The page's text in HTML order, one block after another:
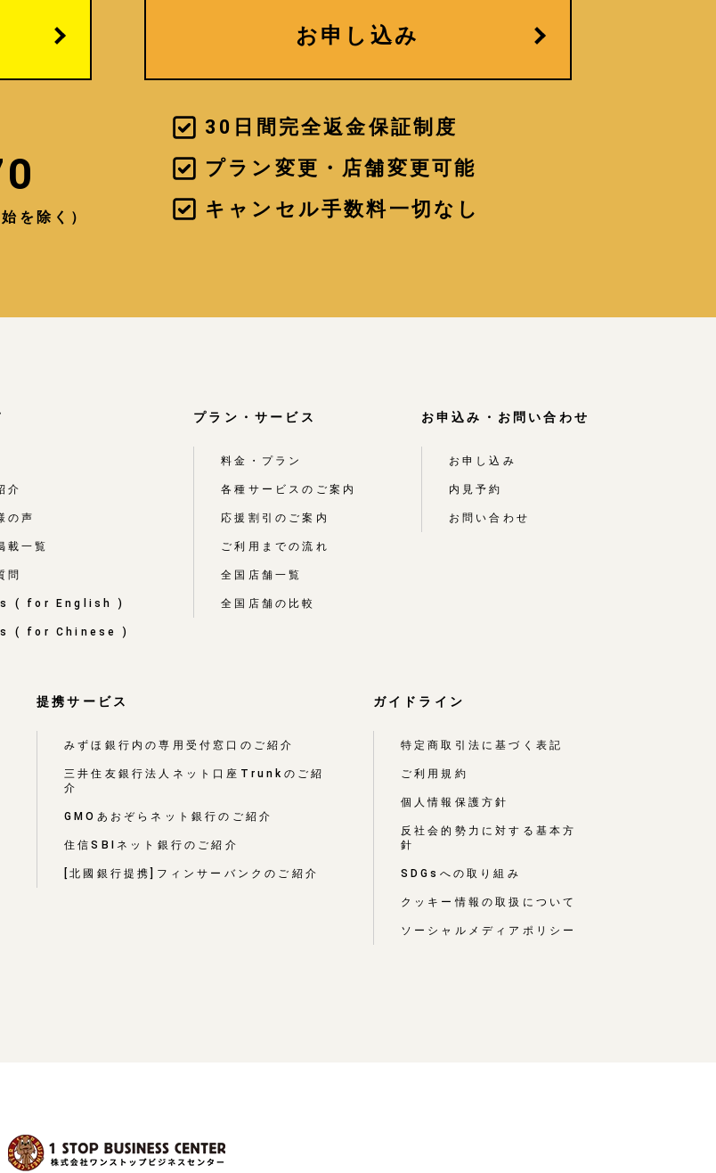
を除く）
お申し込み
30日間完全返金保証制度
プラン変更・店舗変更可能
キャンセル手数料一切なし
介
の声
載一覧
問
( for English )
( for Chinese )
プラン・サービス
料金・プラン
各種サービスのご案内
応援割引のご案内
ご利用までの流れ
全国店舗一覧
全国店舗の比較
お申込み・お問い合わせ
お申し込み
内見予約
お問い合わせ
提携サービス
みずほ銀行内の専用受付窓口のご紹介
三井住友銀行法人ネット口座Trunkのご紹
介
GMOあおぞらネット銀行のご紹介
住信SBIネット銀行のご紹介
[北國銀行提携]フィンサーバンクのご紹介
ガイドライン
特定商取引法に基づく表記
ご利用規約
個人情報保護方針
反社会的勢力に対する基本方
針
SDGsへの取り組み
クッキー情報の取扱について
ソーシャルメディアポリシー